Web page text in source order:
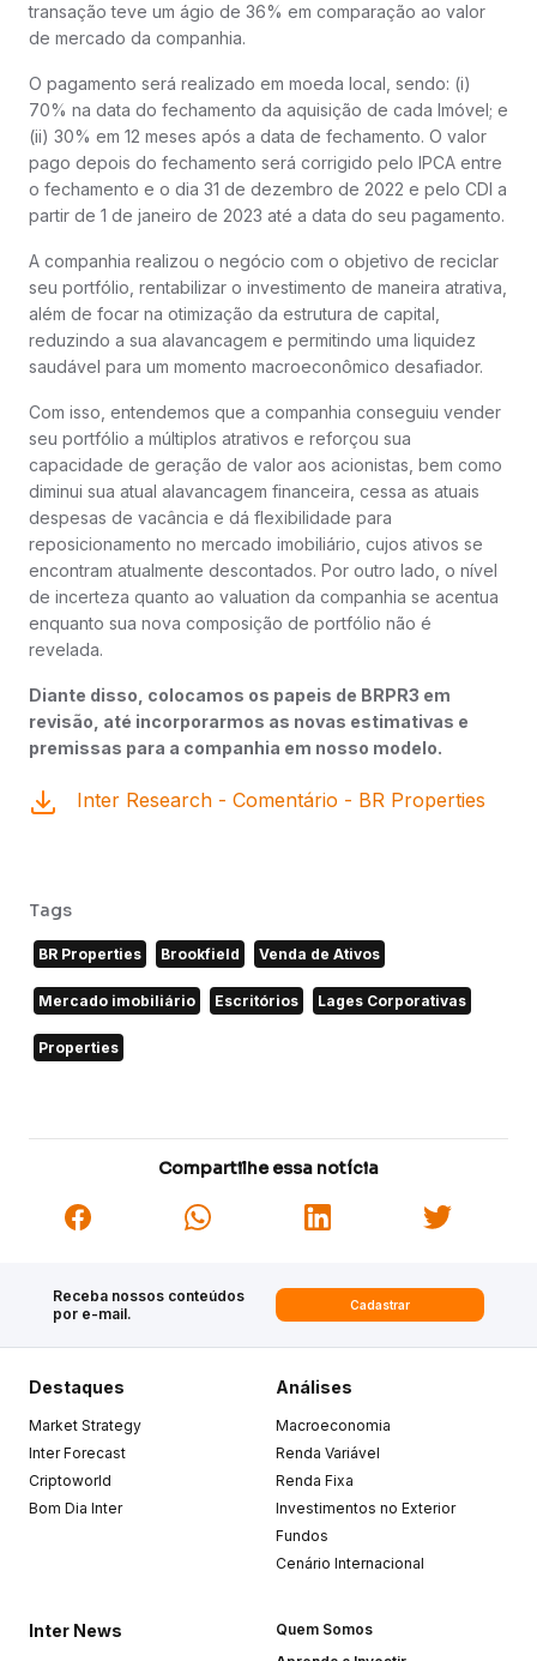
transação teve um ágio de 36% em comparação ao valor
de mercado da companhia.
O pagamento será realizado em moeda local, sendo: (i)
70% na data do fechamento da aquisição de cada Imóvel; e
(ii) 30% em 12 meses após a data de fechamento. O valor
pago depois do fechamento será corrigido pelo IPCA entre
o fechamento e o dia 31 de dezembro de 2022 e pelo CDI a
partir de 1 de janeiro de 2023 até a data do seu pagamento.
A companhia realizou o negócio com o objetivo de reciclar
seu portfólio, rentabilizar o investimento de maneira atrativa,
além de focar na otimização da estrutura de capital,
reduzindo a sua alavancagem e permitindo uma liquidez
saudável para um momento macroeconômico desafiador.
Com isso, entendemos que a companhia conseguiu vender
seu portfólio a múltiplos atrativos e reforçou sua
capacidade de geração de valor aos acionistas, bem como
diminui sua atual alavancagem financeira, cessa as atuais
despesas de vacância e dá flexibilidade para
reposicionamento no mercado imobiliário, cujos ativos se
encontram atualmente descontados. Por outro lado, o nível
de incerteza quanto ao valuation da companhia se acentua
enquanto sua nova composição de portfólio não é
revelada.
Diante disso, colocamos os papeis de BRPR3 em
revisão, até incorporarmos as novas estimativas e
premissas para a companhia em nosso modelo.
Inter Research - Comentário - BR Properties
Tags
BR Properties Brookfield Venda de Ativos
Mercado imobiliário Escritórios Lages Corporativas
Properties
Compartilhe essa notícia
Receba nossos conteúdos
por e-mail.
Cadastrar
Destaques
Market Strategy
Inter Forecast
Criptoworld
Bom Dia Inter
Análises
Macroeconomia
Renda Variável
Renda Fixa
Investimentos no Exterior
Fundos
Cenário Internacional
Inter News
Quem Somos